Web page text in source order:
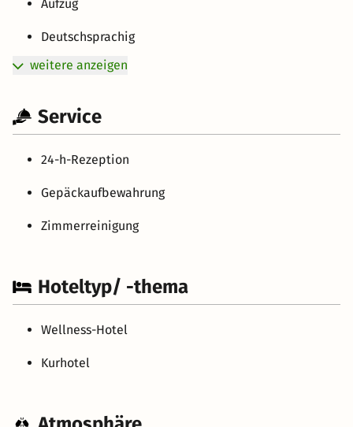
Aufzug
Deutschsprachig
weitere anzeigen
Service
24-h-Rezeption
Gepäckaufbewahrung
Zimmerreinigung
Hoteltyp/ -thema
Wellness-Hotel
Kurhotel